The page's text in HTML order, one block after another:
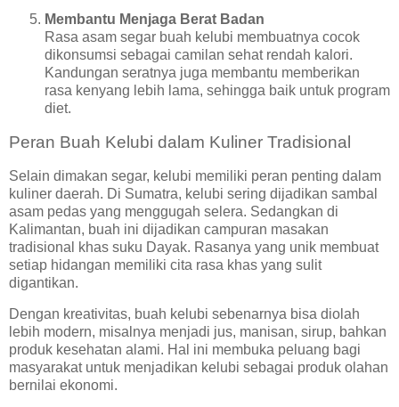
Membantu Menjaga Berat Badan
Rasa asam segar buah kelubi membuatnya cocok
dikonsumsi sebagai camilan sehat rendah kalori.
Kandungan seratnya juga membantu memberikan
rasa kenyang lebih lama, sehingga baik untuk program
diet.
Peran Buah Kelubi dalam Kuliner Tradisional
Selain dimakan segar, kelubi memiliki peran penting dalam
kuliner daerah. Di Sumatra, kelubi sering dijadikan sambal
asam pedas yang menggugah selera. Sedangkan di
Kalimantan, buah ini dijadikan campuran masakan
tradisional khas suku Dayak. Rasanya yang unik membuat
setiap hidangan memiliki cita rasa khas yang sulit
digantikan.
Dengan kreativitas, buah kelubi sebenarnya bisa diolah
lebih modern, misalnya menjadi jus, manisan, sirup, bahkan
produk kesehatan alami. Hal ini membuka peluang bagi
masyarakat untuk menjadikan kelubi sebagai produk olahan
bernilai ekonomi.